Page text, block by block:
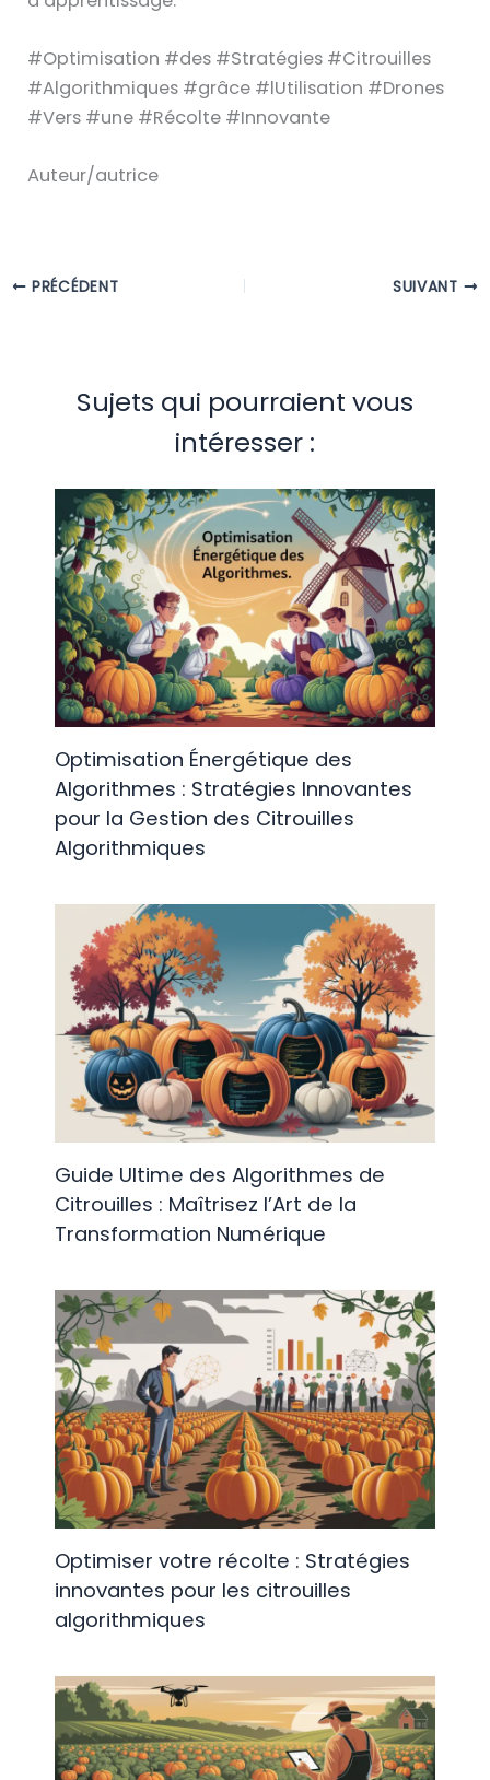
#Optimisation #des #Stratégies #Citrouilles
#Algorithmiques #grâce #lUtilisation #Drones
#Vers #une #Récolte #Innovante
Auteur/autrice
PRÉCÉDENT SUIVANT
Sujets qui pourraient vous
intéresser :
Optimisation Énergétique des
Algorithmes : Stratégies Innovantes
pour la Gestion des Citrouilles
Algorithmiques
Guide Ultime des Algorithmes de
Citrouilles : Maîtrisez l’Art de la
Transformation Numérique
Optimiser votre récolte : Stratégies
innovantes pour les citrouilles
algorithmiques